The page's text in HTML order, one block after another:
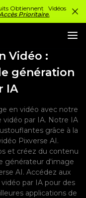
Obtiennent Vidéos
Prioritaire.
Vidéo :
génération
IA
en vidéo avec notre
par IA. Notre IA
grâce à la
Pixverse AI.
et créez du contenu
générateur d'image
AI. Accédez aux
par IA pour des
applications de